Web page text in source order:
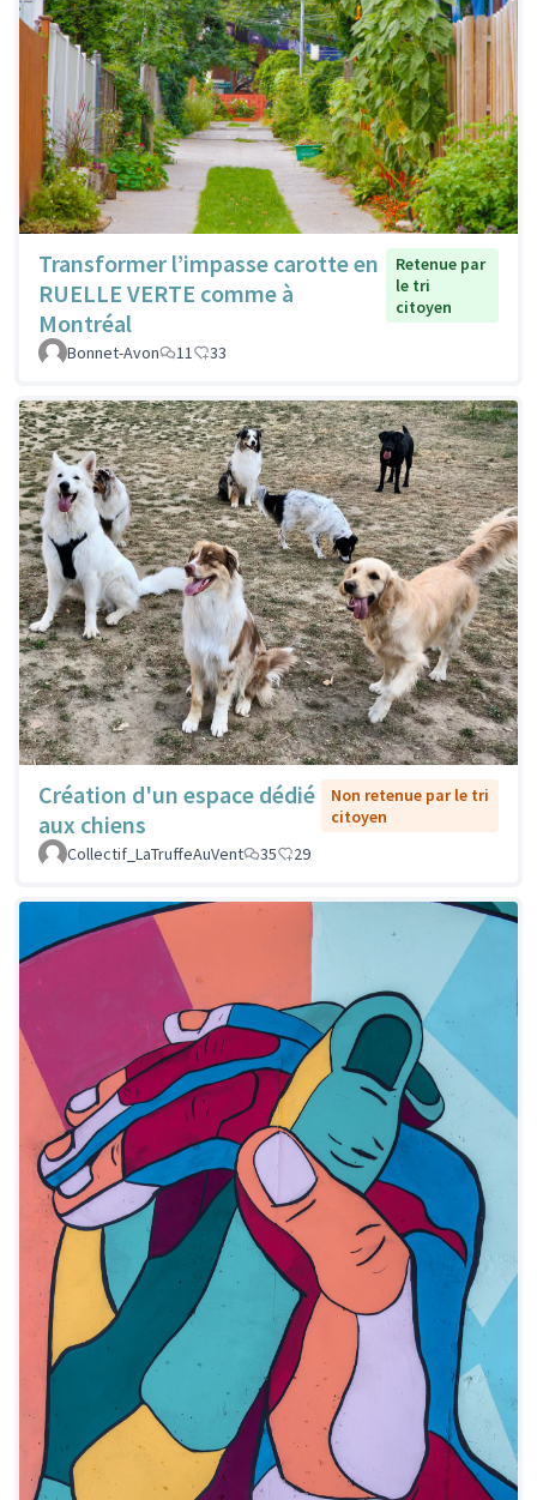
Transformer l’impasse carotte en
RUELLE VERTE comme à
Montréal
Retenue par
le tri
citoyen
Bonnet-Avon 11 33
Création d'un espace dédié
aux chiens
Non retenue par le tri
citoyen
Collectif_LaTruffeAuVent
35 29